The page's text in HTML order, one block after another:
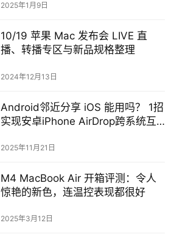
2025年1月9日
10/19 苹果 Mac 发布会 LIVE 直
播、转播专区与新品规格整理
2024年12月13日
Android邻近分享 iOS 能用吗？ 1招
实现安卓iPhone AirDrop跨系统互
2025年11月21日
M4 MacBook Air 开箱评测：令人
惊艳的新色，连温控表现都很好
2025年3月12日